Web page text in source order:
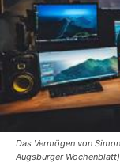
Das Vermögen von
Augsburger Wochenblatt)